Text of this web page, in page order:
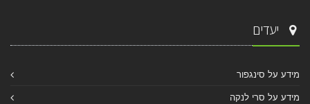
יעדים
מידע על סינגפור
מידע על סרי לנקה